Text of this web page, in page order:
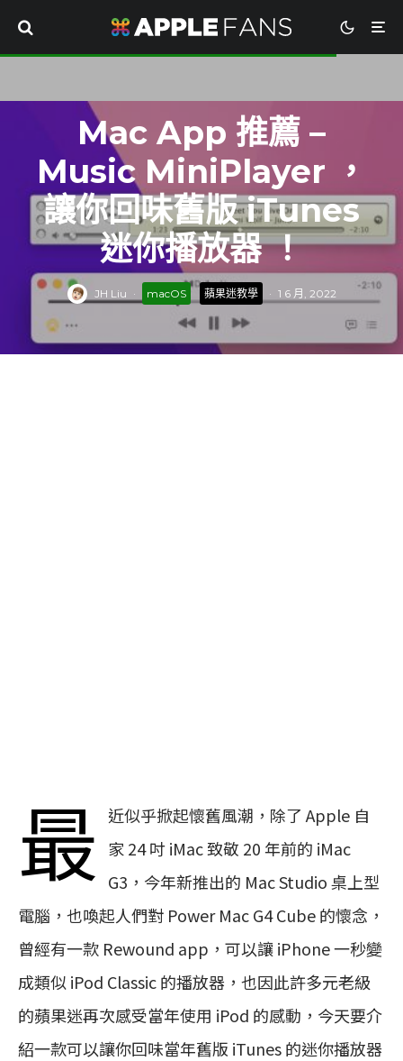
Mac App 推薦 –
Music MiniPlayer ，
讓你回味舊版 iTunes
迷你播放器 ！
JH Liu · macOS 蘋果迷教學 · 1 6 月, 2022
最
近似乎掀起懷舊風潮，除了 Apple 自
家 24 吋 iMac 致敬 20 年前的 iMac
G3，今年新推出的 Mac Studio 桌上型
電腦，也喚起人們對 Power Mac G4 Cube 的懷念，
曾經有一款 Rewound app，可以讓 iPhone 一秒變
成類似 iPod Classic 的播放器，也因此許多元老級
的蘋果迷再次感受當年使用 iPod 的感動，今天要介
紹一款可以讓你回味當年舊版 iTunes 的迷你播放器